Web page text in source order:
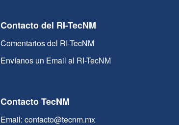
Contacto del RI-TecNM
Comentarios del RI-TecNM
Envíanos un Email al RI-TecNM
Contacto TecNM
Email: contacto@tecnm.mx